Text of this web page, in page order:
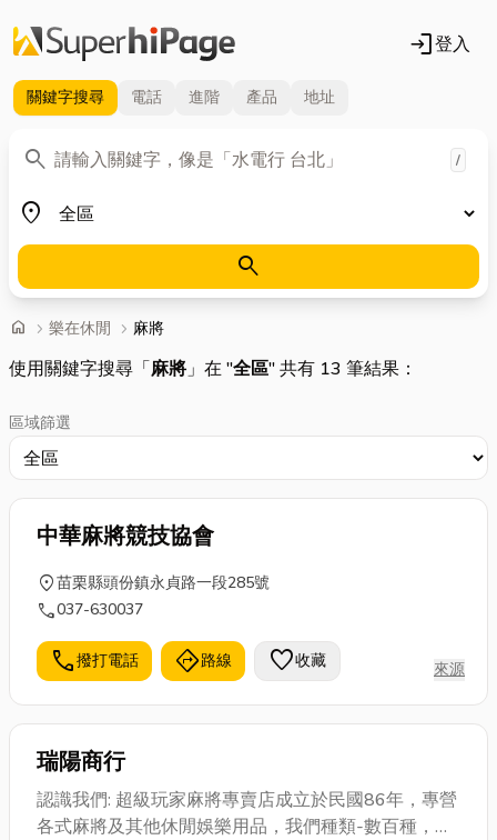
login登入
關鍵字搜尋 電話 進階 產品 地址
search
關鍵字 /
place
地區
search
home 首頁
chevron_right 樂在休閒 chevron_right 麻將
使用關鍵字搜尋「麻將」在 "全區" 共有 13 筆結果：
區域篩選
中華麻將競技協會
location_on苗栗縣頭份鎮永貞路一段285號
call037-630037
call撥打電話 directions路線 favorite收藏 來源
瑞陽商行
認識我們: 超級玩家麻將專賣店成立於民國86年，專營
各式麻將及其他休閒娛樂用品，我們種類-數百種，價